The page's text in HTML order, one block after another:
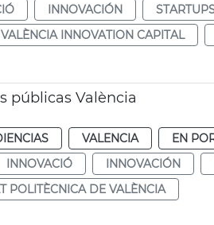
INNOVACIÓN
VALÈNCIA INNOVATION CAPITAL
públicas València
VALENCIA
EN
INNOVACIÓ INNOVACIÓN
POLITÈCNICA DE VALÈNCIA